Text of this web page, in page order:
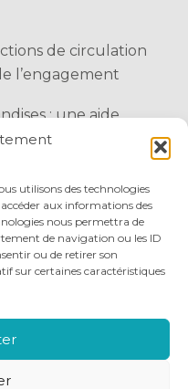
utilisons des technologies
aux informations des
nous permettra de
de navigation ou les ID
ou de retirer son
sur certaines caractéristiques
de circulation
l’engagement
: une aide
parent renonçant
CONTACTER